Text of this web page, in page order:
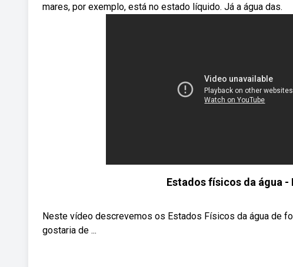
mares, por exemplo, está no estado líquido. Já a água das.
Estados físicos da água
Neste vídeo descrevemos os Estados Físicos da água de
gostaria de ...